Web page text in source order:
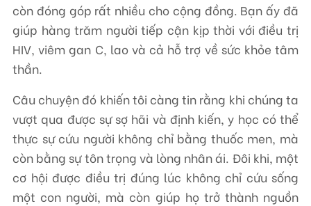
còn đóng góp rất nhiều cho cộng đồng. Bạn ấy đã
giúp hàng trăm người tiếp cận kịp thời với điều trị
HIV, viêm gan C, lao và cả hỗ trợ về sức khỏe tâm
thần.
Câu chuyện đó khiến tôi càng tin rằng khi chúng ta
vượt qua được sự sợ hãi và định kiến, y học có thể
thực sự cứu người không chỉ bằng thuốc men, mà
còn bằng sự tôn trọng và lòng nhân ái. Đôi khi, một
cơ hội được điều trị đúng lúc không chỉ cứu sống
một con người, mà còn giúp họ trở thành nguồn